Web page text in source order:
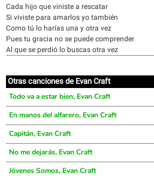
Cada hijo que viniste a rescatar
Si viviste para amarlos yo también
Como tú lo harías una y otra vez
Pues tu gracia no se puede comprender
Al que se perdió lo buscas otra vez
Otras canciones de Evan Craft
Todo va a estar bien, Evan Craft
En manos del alfarero, Evan Craft
Capitán, Evan Craft
No me dejarás, Evan Craft
Jóvenes Somos, Evan Craft